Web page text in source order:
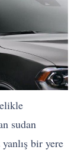
sudan
bir yere